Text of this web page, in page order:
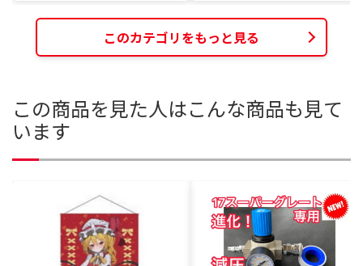
このカテゴリをもっと見る
この商品を見た人はこんな商品も見て
います